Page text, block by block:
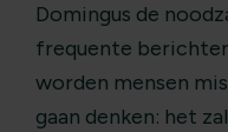
Domingus de
frequente
worden mensen
gaan denken: het